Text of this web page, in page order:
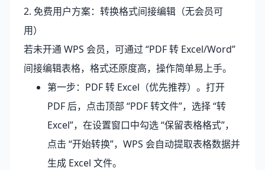
2. 免费用户方案：转换格式间接编辑（无会员可
用）
若未开通 WPS 会员，可通过 “PDF 转 Excel/Word”
间接编辑表格，格式还原度高，操作简单易上手。
第一步：PDF 转 Excel（优先推荐）。打开
PDF 后，点击顶部 “PDF 转文件”，选择 “转
Excel”，在设置窗口中勾选 “保留表格格式”，
点击 “开始转换”，WPS 会自动提取表格数据并
生成 Excel 文件。